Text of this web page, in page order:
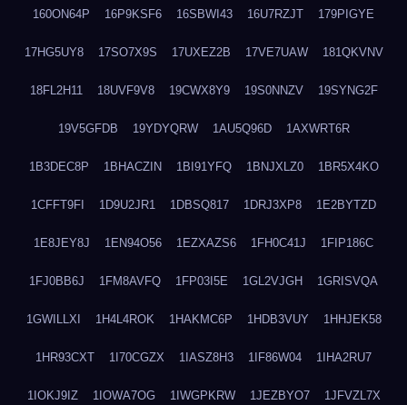
160ON64P 16P9KSF6 16SBWI43 16U7RZJT 179PIGYE
17HG5UY8 17SO7X9S 17UXEZ2B 17VE7UAW 181QKVNV
18FL2H11 18UVF9V8 19CWX8Y9 19S0NNZV 19SYNG2F
19V5GFDB 19YDYQRW 1AU5Q96D 1AXWRT6R
1B3DEC8P 1BHACZIN 1BI91YFQ 1BNJXLZ0 1BR5X4KO
1CFFT9FI 1D9U2JR1 1DBSQ817 1DRJ3XP8 1E2BYTZD
1E8JEY8J 1EN94O56 1EZXAZS6 1FH0C41J 1FIP186C
1FJ0BB6J 1FM8AVFQ 1FP03I5E 1GL2VJGH 1GRISVQA
1GWILLXI 1H4L4ROK 1HAKMC6P 1HDB3VUY 1HHJEK58
1HR93CXT 1I70CGZX 1IASZ8H3 1IF86W04 1IHA2RU7
1IOKJ9IZ 1IOWA7OG 1IWGPKRW 1JEZBYO7 1JFVZL7X